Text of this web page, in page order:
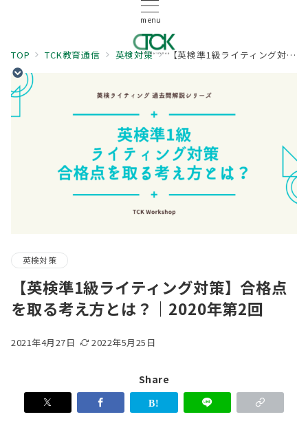
menu
TOP TCK教育通信 英検対策 【英検準1級ライティング対策】合格点を取る考え方とは？｜2020年第2回
英検対策
【英検準1級ライティング対策】合格点
を取る考え方とは？｜2020年第2回
2021年4月27日 2022年5月25日
Share